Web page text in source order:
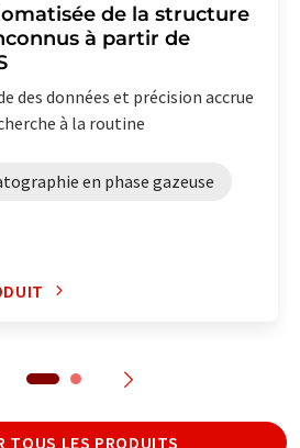
de la structure
à partir de
des données et précision accrue
à la routine
en phase gazeuse
TOUS LES PRODUITS